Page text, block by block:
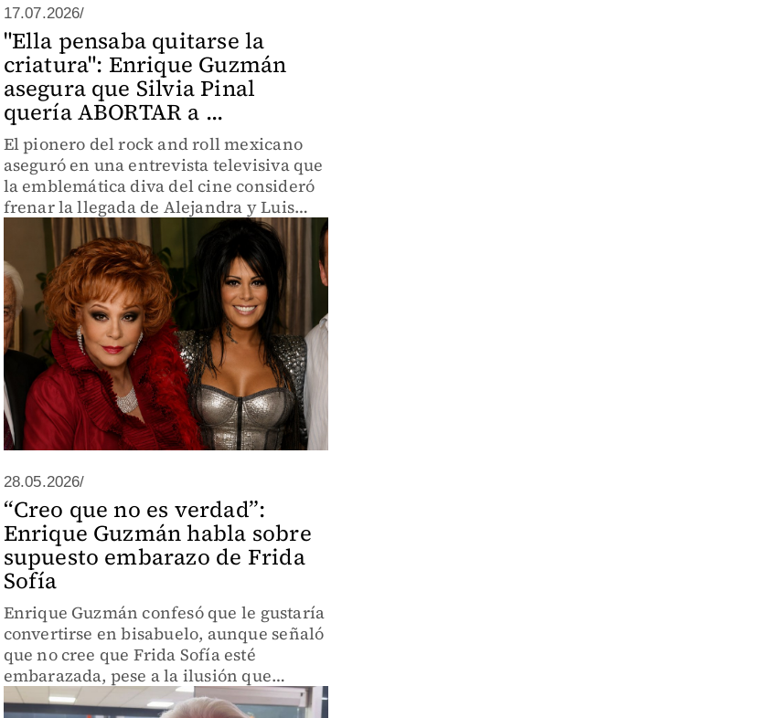
17.07.2026/
"Ella pensaba quitarse la
criatura": Enrique Guzmán
asegura que Silvia Pinal
quería ABORTAR a ...
El pionero del rock and roll mexicano
aseguró en una entrevista televisiva que
la emblemática diva del cine consideró
frenar la llegada de Alejandra y Luis
Enrique Guzmán, además de acusarla de
querer tratarlo como su "empleado.
28.05.2026/
“Creo que no es verdad”:
Enrique Guzmán habla sobre
supuesto embarazo de Frida
Sofía
Enrique Guzmán confesó que le gustaría
convertirse en bisabuelo, aunque señaló
que no cree que Frida Sofía esté
embarazada, pese a la ilusión que
generó en su familia.